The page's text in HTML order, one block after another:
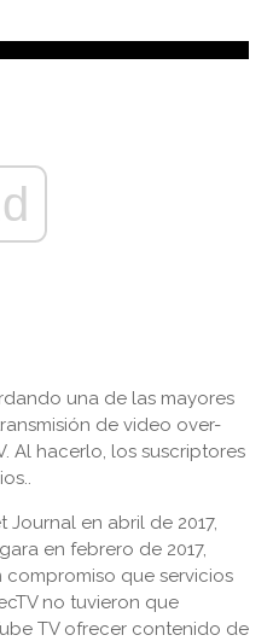
una de las mayores
de video over-
Al hacerlo, los suscriptores
en abril de 2017,
en febrero de 2017,
que servicios
no tuvieron que
TV ofrecer contenido de